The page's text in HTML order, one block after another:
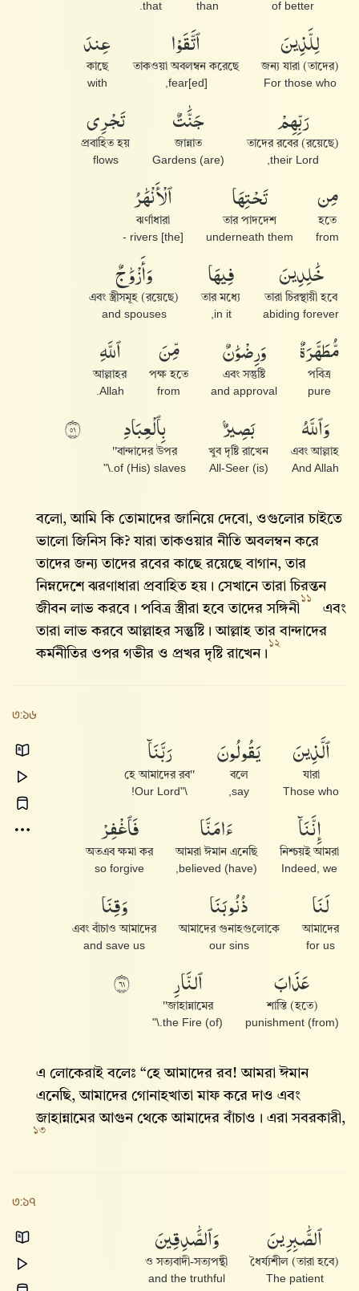
of better
than
that.
لِلَّذِينَ
(তাদের) জন্য যারা
For those who
ٱتَّقَوْا۟
তাকওয়া অবলম্বন করেছে
fear[ed],
عِندَ
কাছে
with
رَبِّهِمْ
তাদের রবের (রয়েছে)
their Lord,
جَنَّٰتٌ
জান্নাত
(are) Gardens
تَجْرِى
প্রবাহিত হয়
flows
مِن
হতে
from
تَحْتِهَا
তার পাদদেশ
underneath them
ٱلْأَنْهَٰرُ
ঝর্ণাধারা
[the] rivers -
خَٰلِدِينَ
তারা চিরস্থায়ী হবে
abiding forever
فِيهَا
তার মধ্যে
in it,
وَأَزْوَٰجٌ
এবং স্ত্রীসমূহ (রয়েছে)
and spouses
مُّطَهَّرَةٌ
পবিত্র
pure
وَرِضْوَٰنٌ
এবং সন্তুষ্টি
and approval
مِّنَ
পক্ষ হতে
from
ٱللَّهِ
আল্লাহর
Allah.
وَٱللَّهُ
এবং আল্লাহ
And Allah
بَصِيرٌۢ
খুব দৃষ্টি রাখেন
(is) All-Seer
بِٱلْعِبَادِ
বান্দাদের উপর''
of (His) slaves.\"
١٥
বলো, আমি কি তোমাদের জানিয়ে দেবো, ওগুলোর চাইতে
ভালো জিনিস কি? যারা তাকওয়ার নীতি অবলম্বন করে
তাদের জন্য তাদের রবের কাছে রয়েছে বাগান, তার
নিম্নদেশে ঝরণাধারা প্রবাহিত হয়। সেখানে তারা চিরন্তন
জীবন লাভ করবে। পবিত্র স্ত্রীরা হবে তাদের সঙ্গিনী
১১
এবং
তারা লাভ করবে আল্লাহ‌র সন্তুষ্টি। আল্লাহ‌ তার বান্দাদের
কর্মনীতির ওপর গভীর ও প্রখর দৃষ্টি রাখেন।
১২
৩:১৬
ٱلَّذِينَ
যারা
Those who
يَقُولُونَ
বলে
say,
رَبَّنَآ
''হে আমাদের রব
\"Our Lord!
إِنَّنَآ
নিশ্চয়ই আমরা
Indeed, we
ءَامَنَّا
আমরা ঈমান এনেছি
(have) believed,
فَٱغْفِرْ
অতএব ক্ষমা কর
so forgive
لَنَا
আমাদের
for us
ذُنُوبَنَا
আমাদের গুনাহগুলোকে
our sins
وَقِنَا
এবং বাঁচাও আমাদের
and save us
عَذَابَ
শাস্তি (হতে)
(from) punishment
ٱلنَّارِ
জাহান্নামের''
(of) the Fire.\"
١٦
এ লোকেরাই বলেঃ “হে আমাদের রব! আমরা ঈমান
এনেছি, আমাদের গোনাহখাতা মাফ করে দাও এবং
জাহান্নামের আগুন থেকে আমাদের বাঁচাও। এরা সবরকারী,
১৩
৩:১৭
ٱلصَّٰبِرِينَ
(তারা হবে) ধৈর্য্যশীল
The patient
وَٱلصَّٰدِقِينَ
ও সত্যবাদী-সত্যপন্থী
and the truthful